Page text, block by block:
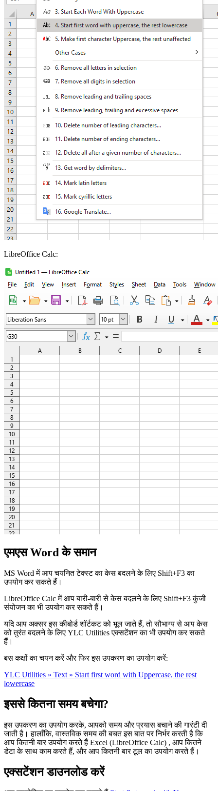
LibreOffice Calc:
एमएस Word के समान
MS Word में आप चयनित टेक्स्ट का केस बदलने के लिए Shift+F3 का
उपयोग कर सकते हैं।
LibreOffice Calc में आप बारी-बारी से केस बदलने के लिए Shift+F3 कुंजी
संयोजन का भी उपयोग कर सकते हैं।
यदि आप अक्सर इस कीबोर्ड शॉर्टकट को भूल जाते हैं, तो सौभाग्य से आप केस
को तुरंत बदलने के लिए YLC Utilities एक्सटेंशन का भी उपयोग कर सकते
हैं।
बस कक्षों का चयन करें और फिर इस उपकरण का उपयोग करें:
YLC Utilities » Text » Start first word with Uppercase, the rest
lowercase
इससे कितना समय बचेगा?
इस उपकरण का उपयोग करके, आपको समय और प्रयास बचाने की गारंटी दी
जाती है। हालाँकि, वास्तविक समय की बचत इस बात पर निर्भर करती है कि
आप कितनी बार उपयोग करते हैं Excel (LibreOffice Calc) , आप कितने
डेटा के साथ काम करते हैं, और आप कितनी बार टूल का उपयोग करते हैं।
एक्सटेंशन डाउनलोड करें